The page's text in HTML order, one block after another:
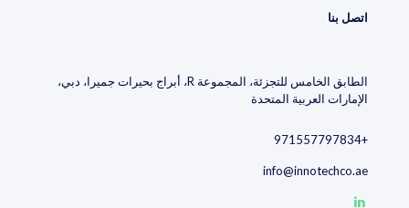
اتصل بنا
الطابق الخامس للتجزئة، المجموعة R، أبراج بحيرات جميرا، دبي،
الإمارات العربية المتحدة
+971557797834
info@innotechco.ae